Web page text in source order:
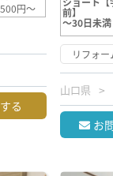
円～
る
前】
～30日未満
リフォー
山口県
お